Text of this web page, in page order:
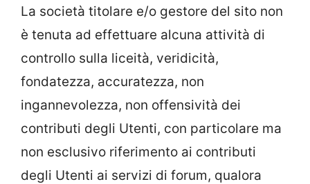
La società titolare e/o gestore del sito non
è tenuta ad effettuare alcuna attività di
controllo sulla liceità, veridicità,
fondatezza, accuratezza, non
ingannevolezza, non offensività dei
contributi degli Utenti, con particolare ma
non esclusivo riferimento ai contributi
degli Utenti ai servizi di forum, qualora